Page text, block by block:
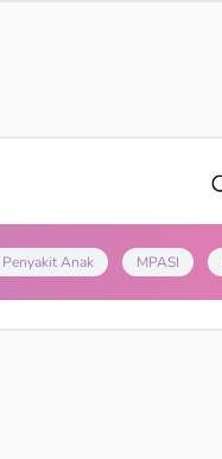
Penyakit Anak MPASI